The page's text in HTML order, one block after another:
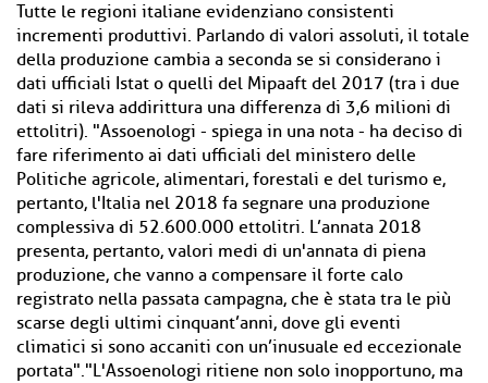
Tutte le regioni italiane evidenziano consistenti
incrementi produttivi. Parlando di valori assoluti, il totale
della produzione cambia a seconda se si considerano i
dati ufficiali Istat o quelli del Mipaaft del 2017 (tra i due
dati si rileva addirittura una differenza di 3,6 milioni di
ettolitri). "Assoenologi - spiega in una nota - ha deciso di
fare riferimento ai dati ufficiali del ministero delle
Politiche agricole, alimentari, forestali e del turismo e,
pertanto, l'Italia nel 2018 fa segnare una produzione
complessiva di 52.600.000 ettolitri. L’annata 2018
presenta, pertanto, valori medi di un'annata di piena
produzione, che vanno a compensare il forte calo
registrato nella passata campagna, che è stata tra le più
scarse degli ultimi cinquant’anni, dove gli eventi
climatici si sono accaniti con un’inusuale ed eccezionale
portata"."L'Assoenologi ritiene non solo inopportuno, ma